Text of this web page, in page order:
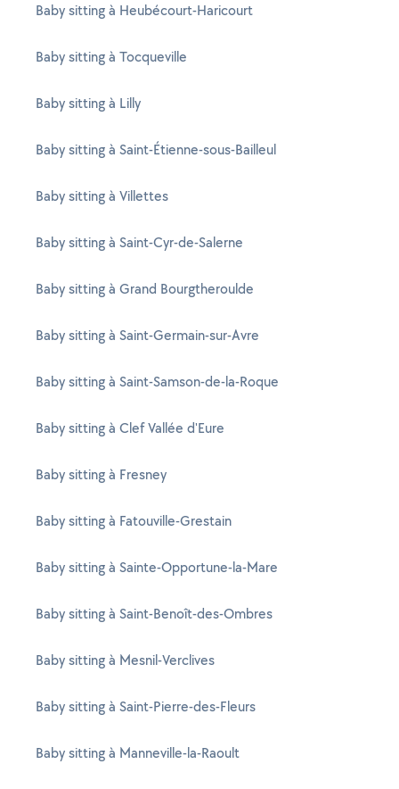
Baby sitting à Heubécourt-Haricourt
Baby sitting à Tocqueville
Baby sitting à Lilly
Baby sitting à Saint-Étienne-sous-Bailleul
Baby sitting à Villettes
Baby sitting à Saint-Cyr-de-Salerne
Baby sitting à Grand Bourgtheroulde
Baby sitting à Saint-Germain-sur-Avre
Baby sitting à Saint-Samson-de-la-Roque
Baby sitting à Clef Vallée d'Eure
Baby sitting à Fresney
Baby sitting à Fatouville-Grestain
Baby sitting à Sainte-Opportune-la-Mare
Baby sitting à Saint-Benoît-des-Ombres
Baby sitting à Mesnil-Verclives
Baby sitting à Saint-Pierre-des-Fleurs
Baby sitting à Manneville-la-Raoult